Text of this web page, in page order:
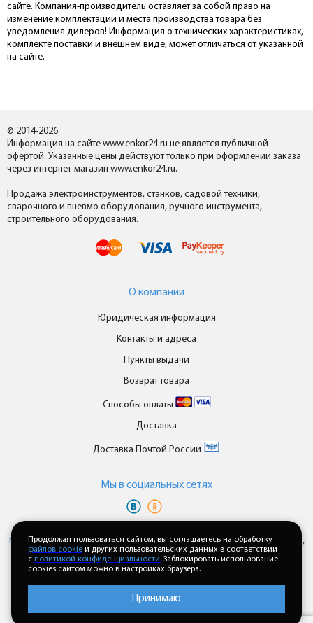
сайте. Компания-производитель оставляет за собой право на
изменение комплектации и места производства товара без
уведомления дилеров! Информация о технических характеристиках,
комплекте поставки и внешнем виде, может отличаться от указанной
на сайте.
© 2014-2026
Информация на сайте www.enkor24.ru не является публичной
офертой. Указанные цены действуют только при оформлении заказа
через интернет-магазин www.enkor24.ru.
Продажа электроинструментов, станков, садовой техники,
сварочного и пневмо оборудования, ручного инструмента,
строительного оборудования.
О компании
Юридическая информация
Контакты и адреса
Пункты выдачи
Возврат товара
Способы оплаты
Доставка
Доставка Почтой России
Мы в cоциальных сетях
персональных данныхипользовательского соглашениякаждый раз,
когда оставляете свои данные в любой форме обратной связи на
сайте enkor24.ru
Продолжая пользоваться сайтом, вы соглашаетесь на обработку
файлов cookie и других пользовательских данных в соответствии
с политикой конфиденциальности. Заблокировать использование
cookies сайтом можно в настройках браузера.
Принимаю